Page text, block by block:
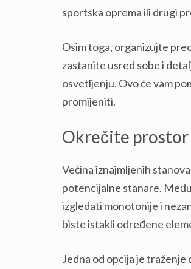
sportska oprema ili drugi
Osim toga, organizujte
zastanite usred sobe i
osvetljenju. Ovo će vam
promijeniti.
Okrečite
Većina iznajmljenih
potencijalne stanare.
izgledati monotonije i
biste istakli određene
Jedna od opcija je